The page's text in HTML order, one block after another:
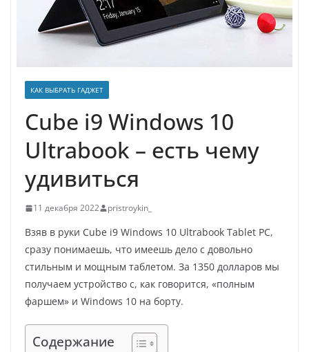
КАК ВЫБРАТЬ ГАДЖЕТ
Cube i9 Windows 10
Ultrabook – есть чему
удивиться
11 декабря 2022 pristroykin_
Взяв в руки Cube i9 Windows 10 Ultrabook Tablet PC,
сразу понимаешь, что имеешь дело с довольно
стильным и мощным таблетом. За 1350 долларов мы
получаем устройство с, как говорится, «полным
фаршем» и Windows 10 на борту.
Содержание